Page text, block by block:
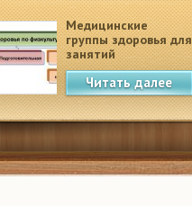
Медицинские
группы здоровья для
занятий
физкультурой в
школеЧитать далее